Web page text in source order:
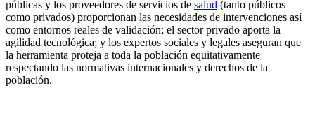
públicas y los proveedores de servicios de salud (tanto públicos
como privados) proporcionan las necesidades de intervenciones así
como entornos reales de validación; el sector privado aporta la
agilidad tecnológica; y los expertos sociales y legales aseguran que
la herramienta proteja a toda la población equitativamente
respectando las normativas internacionales y derechos de la
población.